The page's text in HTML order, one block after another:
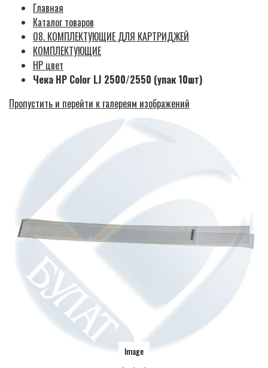
Главная
Каталог товаров
08. КОМПЛЕКТУЮЩИЕ ДЛЯ КАРТРИДЖЕЙ
КОМПЛЕКТУЮЩИЕ
HP цвет
Чека HP Color LJ 2500/2550 (упак 10шт)
Пропустить и перейти к галереям изображений
Image